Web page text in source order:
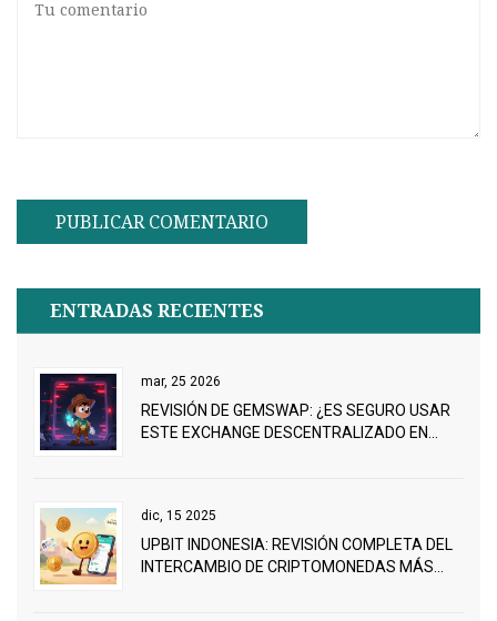
ENTRADAS RECIENTES
mar, 25 2026
REVISIÓN DE GEMSWAP: ¿ES SEGURO USAR
ESTE EXCHANGE DESCENTRALIZADO EN
dic, 15 2025
UPBIT INDONESIA: REVISIÓN COMPLETA DEL
INTERCAMBIO DE CRIPTOMONEDAS MÁS